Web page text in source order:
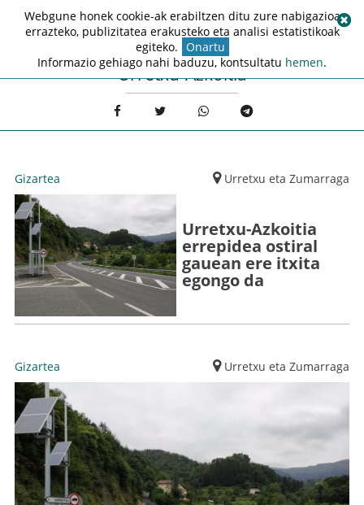
Urretxu-Azkoitia
Gizartea Urretxu eta Zumarraga
Urretxu-Azkoitia
errepidea ostiral
gauean ere itxita
egongo da
Gizartea Urretxu eta Zumarraga
Webgune honek cookie-ak erabiltzen ditu zure nabigazioa
errazteko, publizitatea erakusteko eta analisi estatistikoak
egiteko. Onartu
Informazio gehiago nahi baduzu, kontsultatu hemen.